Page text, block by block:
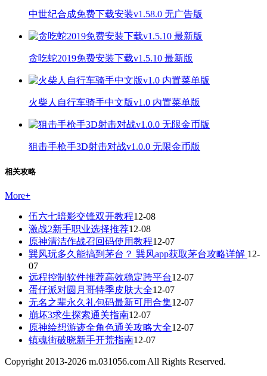
中世纪合成免费下载安装v1.58.0 无广告版
贪吃蛇2019免费安装下载v1.5.10 最新版
火柴人自行车骑手中文版v1.0 内置菜单版
狙击手枪手3D射击对战v1.0.0 无限金币版
相关攻略
More+
伍六七暗影交锋双开教程12-08
激战2新手职业选择推荐12-08
原神清洁作战召回码使用教程12-07
巽风玩多久能搞到茅台？ 巽风app获取茅台攻略详解 12-
07
远程控制软件推荐高效稳定跨平台12-07
蛋仔派对圆月哥特季皮肤大全12-07
无名之辈永久礼包码最新可用合集12-07
崩坏3求生探索通关指南12-07
原神绘想游迹全角色通关攻略大全12-07
镇魂街破晓新手开荒指南12-07
Copyright 2013-2026 m.031056.com All Rights Reserved.